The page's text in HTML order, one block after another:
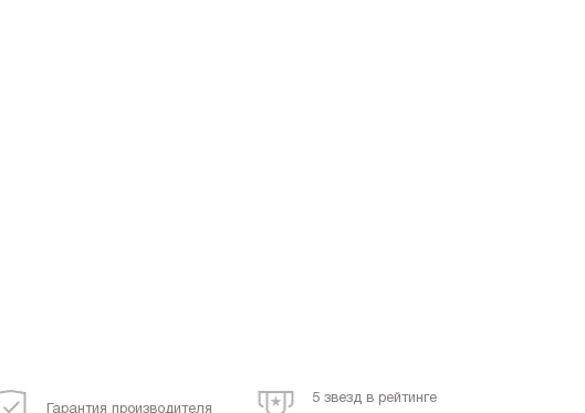
Гарантия производителя
5 звезд в рейтинге